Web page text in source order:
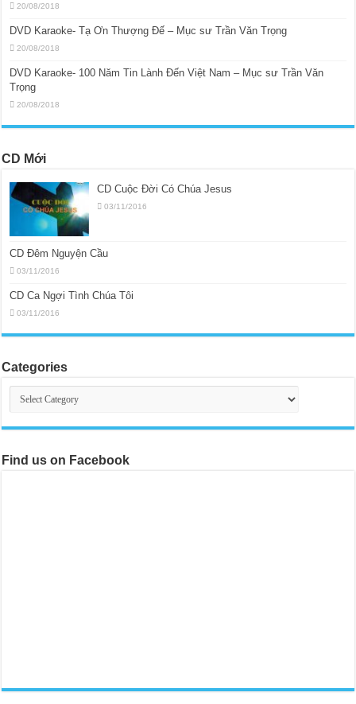
20/08/2018
DVD Karaoke- Tạ Ơn Thượng Đế – Mục sư Trần Văn Trọng
20/08/2018
DVD Karaoke- 100 Năm Tin Lành Đến Việt Nam – Mục sư Trần Văn
Trọng
20/08/2018
CD Mới
CD Cuộc Đời Có Chúa Jesus
03/11/2016
CD Đêm Nguyện Cầu
03/11/2016
CD Ca Ngợi Tình Chúa Tôi
03/11/2016
Categories
Categories
Find us on Facebook